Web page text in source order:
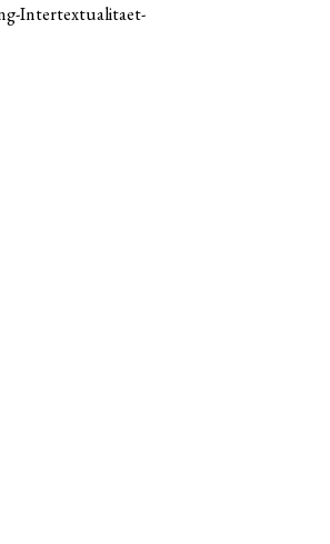
Intertextualitaet-